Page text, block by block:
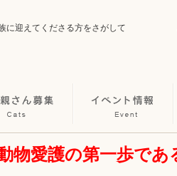
に迎えてくださる方をさがして
愛護の第一歩であ